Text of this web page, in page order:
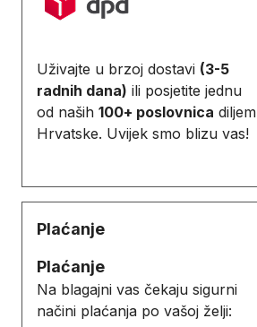
Uživajte u brzoj dostavi (3-5
radnih dana) ili posjetite jednu
od naših 100+ poslovnica diljem
Hrvatske. Uvijek smo blizu vas!
Plaćanje
Plaćanje
Na blagajni vas čekaju sigurni
načini plaćanja po vašoj želji: